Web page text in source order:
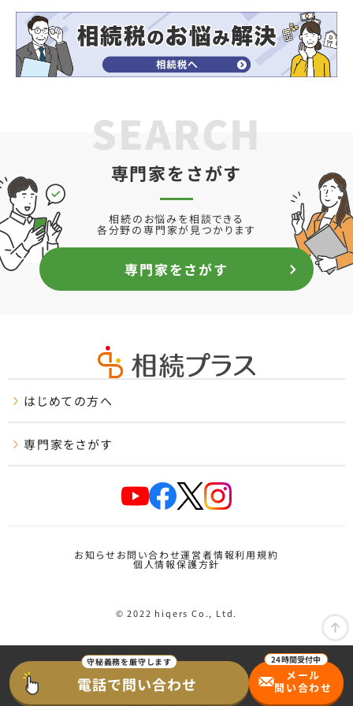
SEARCH
専門家をさがす
相続のお悩みを相談できる
各分野の専門家が見つかります
専門家をさがす
はじめての方へ
専門家をさがす
お知らせ お問い合わせ運営者情報利用規約
個人情報保護方針
© 2022 hiqers Co., Ltd.
電話で問い合わせ
メール
問い合わせ